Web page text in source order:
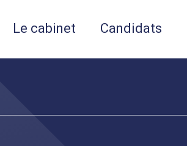
Le cabinet Candidats